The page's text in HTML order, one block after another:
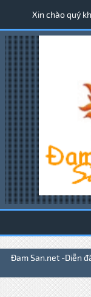
Xin chào quý
Đam San.net -Diễn